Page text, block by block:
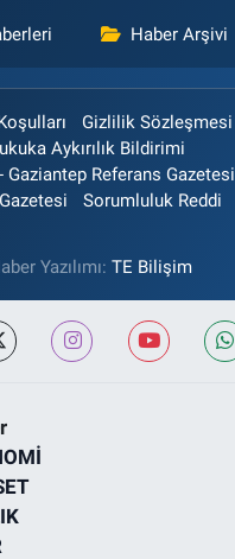
Haber Arşivi
Gizlilik Sözleşmesi
Aykırılık Bildirimi
Gaziantep Referans Gazetesi
Sorumluluk Reddi
Yazılımı: TE Bilişim